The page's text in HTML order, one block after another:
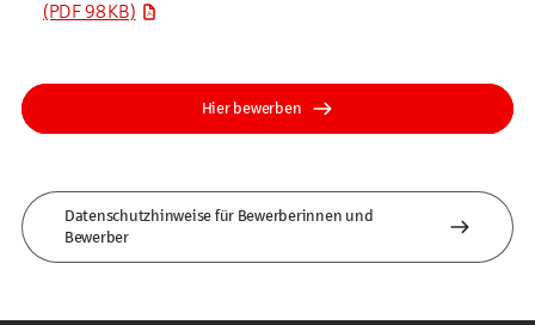
(PDF 98 KB)
Hier bewerben
Datenschutzhinweise für Bewerberinnen und
Bewerber